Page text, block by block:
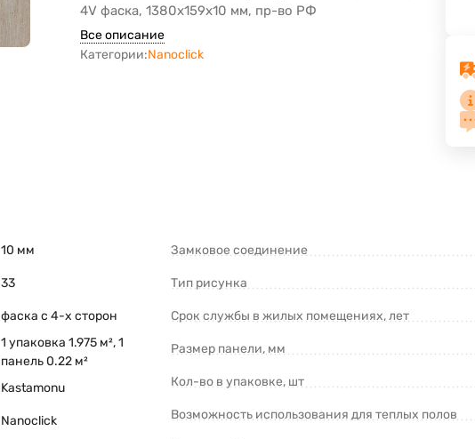
4V фаска, 1380х159х10 мм, пр-во РФ
Все описание
Категории:Nanoclick
10 мм
33
фаска с 4-х сторон
1 упаковка 1.975 м², 1
панель 0.22 м²
Kastamonu
Nanoclick
Замковое соединение
Тип рисунка
Срок службы в жилых помещениях, лет
Размер панели, мм
Кол-во в упаковке, шт
Возможность использования для теплых полов